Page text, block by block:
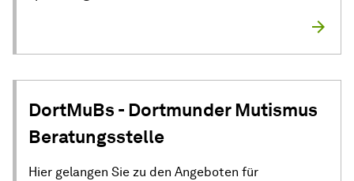
DortMuBs - Dortmunder Mutismus
Beratungsstelle
Hier gelangen Sie zu den Angeboten für